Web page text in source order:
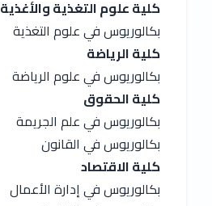
كلية علوم التغذية والأغذية
بكالوريوس في علوم التغذية
كلية الرياضة
بكالوريوس في علوم الرياضة
كلية الحقوق
بكالوريوس في علم الجريمة
بكالوريوس في القانون
كلية الاقتصاد
بكالوريوس في إدارة الأعمال